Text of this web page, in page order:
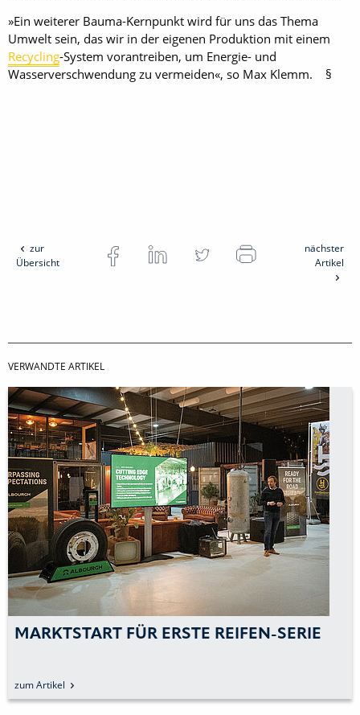
»Ein weiterer Bauma-Kernpunkt wird für uns das Thema
Umwelt sein, das wir in der eigenen Produktion mit einem
Recycling-System vorantreiben, um Energie- und
Wasserverschwendung zu vermeiden«, so Max Klemm. §
zur
Übersicht
nächster
Artikel
VERWANDTE ARTIKEL
MARKTSTART FÜR ERSTE REIFEN-SERIE
zum Artikel